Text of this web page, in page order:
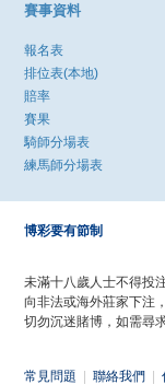
賽事資料
報名表
排位表(本地)
賠率
賽果
騎師分場表
練馬師分場表
博彩要有節制
未滿十八歲人士不得投
向非法或海外莊家下注
切勿沉迷賭博，如需尋
常見問題 聯絡我們